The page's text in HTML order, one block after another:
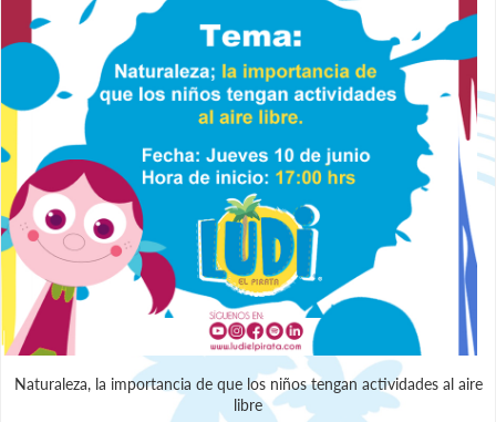
Naturaleza, la importancia de que los niños tengan actividades al aire
libre